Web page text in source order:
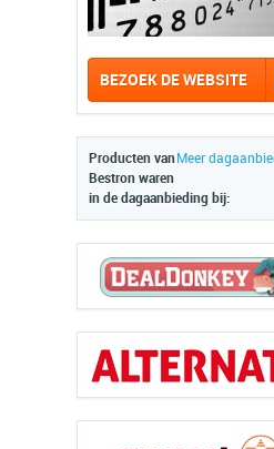
BEZOEK DE WEBSITE
Meer
Producten van
Bestron waren
in de dagaanbieding bij: